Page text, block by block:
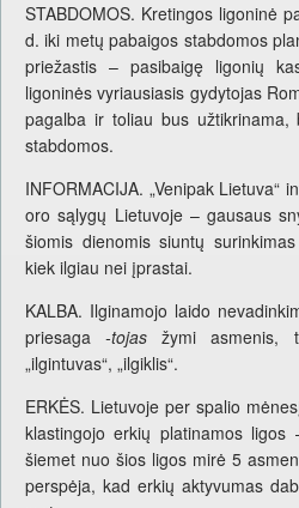
STABDOMOS. Kretingos ligoninė
d. iki metų pabaigos stabdomos
priežastis – pasibaigę ligonių
ligoninės vyriausiasis gydytojas
pagalba ir toliau bus
stabdomos.
INFORMACIJA. „Venipak Lietuva“
oro sąlygų Lietuvoje – gausaus
šiomis dienomis siuntų
kiek ilgiau nei įprastai.
KALBA. Ilginamojo laido
priesaga-tojas žymi asmenis,
„ilgintuvas“, „ilgiklis“.
ERKĖS. Lietuvoje per spalio
klastingojo erkių platinamos
šiemet nuo šios ligos mirė 5
perspėja, kad erkių aktyvumas